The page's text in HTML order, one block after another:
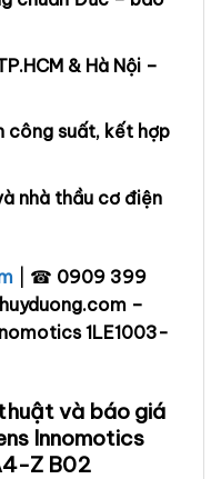
& Hà Nội –
công suất, kết hợp
nhà thầu cơ điện
| ☎ 0909 399
–
1LE1003-
và báo giá
Innomotics
Z B02